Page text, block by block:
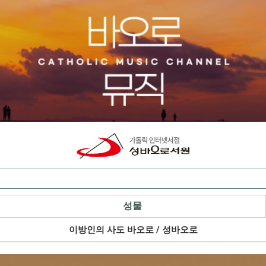
성물
이방인의 사도 바오로 / 성바오로